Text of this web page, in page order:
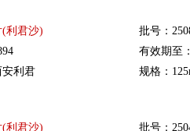
利君沙)
利君
批号：
有效期至
规格：
利君沙)
批号：